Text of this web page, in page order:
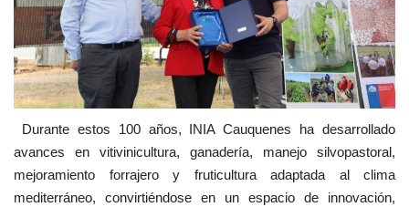
Durante estos 100 años, INIA Cauquenes ha desarrollado
avances en vitivinicultura, ganadería, manejo silvopastoral,
mejoramiento forrajero y fruticultura adaptada al clima
mediterráneo, convirtiéndose en un espacio de innovación,